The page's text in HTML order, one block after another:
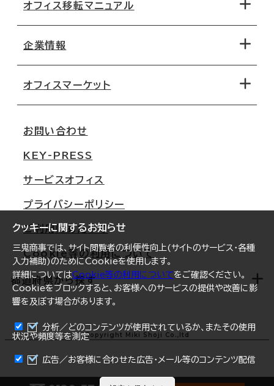
まとめて資料請求
クッキーに関するお知らせ
三鬼商事では、サイト閲覧者の利便性向上(サイトのサービス・各種
入力補助)のためにCookieを使用します。
詳細についてはCookie等の利用についてをご確認ください。
Cookieをブロックすると、お客様へのサービスの提供や改善に影
響を及ぼす場合があります。
分析／どのコンテンツが使用されているか、またその使用
状況や頻度等を測定
広告／お客様に合わせた広告・メール等のコンテンツ配信
地図から探す
路線・駅から探す
オフィス移転マニュアル
移転コストシミュレーション
移転スケジュール
オフィス移転Q&A
企業情報
オフィスマーケット
大阪
名古屋
札幌
仙台
横浜
福岡
オフィスリポート
ログイン
お問い合わせ
KEY-PRESS
サービスオフィス
プライバシーポリシー
ご利用にあたって
Cookie等の利用について
都道府県から探す
北海道
青森県
Copyright Miki Shoji Co.,ltd